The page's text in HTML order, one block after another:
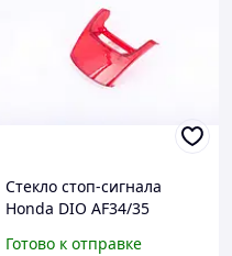
Стекло стоп-сигнала
Honda DIO AF34/35
Готово к отправке